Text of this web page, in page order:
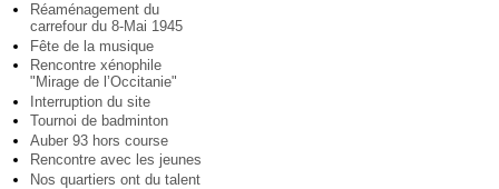
Réaménagement du
carrefour du 8-Mai 1945
Fête de la musique
Rencontre xénophile
"Mirage de l’Occitanie"
Interruption du site
Tournoi de badminton
Auber 93 hors course
Rencontre avec les jeunes
Nos quartiers ont du talent